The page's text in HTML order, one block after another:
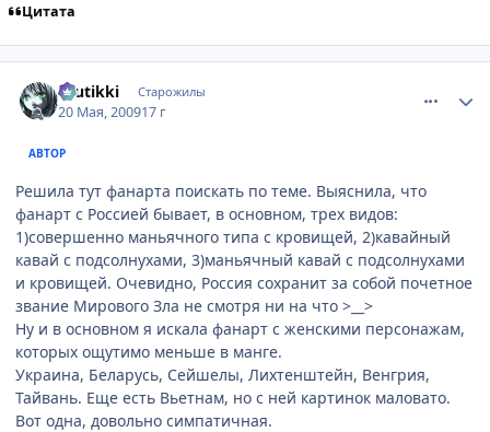
Цитата
tuutikki Старожилы
20 Мая, 200917 г
АВТОР
Решила тут фанарта поискать по теме. Выяснила, что
фанарт с Россией бывает, в основном, трех видов:
1)совершенно маньячного типа с кровищей, 2)кавайный
кавай с подсолнухами, 3)маньячный кавай с подсолнухами
и кровищей. Очевидно, Россия сохранит за собой почетное
звание Мирового Зла не смотря ни на что >__>
Ну и в основном я искала фанарт с женскими персонажам,
которых ощутимо меньше в манге.
Украина, Беларусь, Сейшелы, Лихтенштейн, Венгрия,
Тайвань. Еще есть Вьетнам, но с ней картинок маловато.
Вот одна, довольно симпатичная.